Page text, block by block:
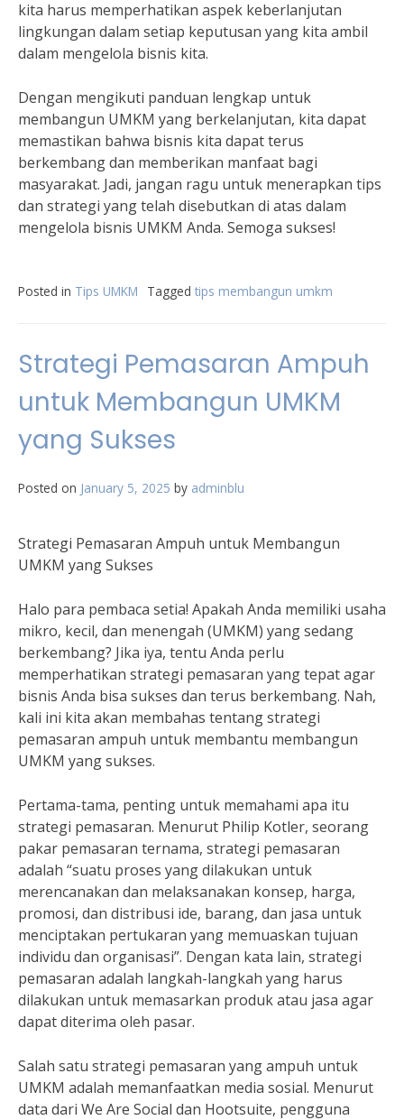
kita harus memperhatikan aspek keberlanjutan
lingkungan dalam setiap keputusan yang kita ambil
dalam mengelola bisnis kita.
Dengan mengikuti panduan lengkap untuk
membangun UMKM yang berkelanjutan, kita dapat
memastikan bahwa bisnis kita dapat terus
berkembang dan memberikan manfaat bagi
masyarakat. Jadi, jangan ragu untuk menerapkan tips
dan strategi yang telah disebutkan di atas dalam
mengelola bisnis UMKM Anda. Semoga sukses!
Posted in Tips UMKM Tagged tips membangun umkm
Strategi Pemasaran Ampuh
untuk Membangun UMKM
yang Sukses
Posted on January 5, 2025 by adminblu
Strategi Pemasaran Ampuh untuk Membangun
UMKM yang Sukses
Halo para pembaca setia! Apakah Anda memiliki usaha
mikro, kecil, dan menengah (UMKM) yang sedang
berkembang? Jika iya, tentu Anda perlu
memperhatikan strategi pemasaran yang tepat agar
bisnis Anda bisa sukses dan terus berkembang. Nah,
kali ini kita akan membahas tentang strategi
pemasaran ampuh untuk membantu membangun
UMKM yang sukses.
Pertama-tama, penting untuk memahami apa itu
strategi pemasaran. Menurut Philip Kotler, seorang
pakar pemasaran ternama, strategi pemasaran
adalah “suatu proses yang dilakukan untuk
merencanakan dan melaksanakan konsep, harga,
promosi, dan distribusi ide, barang, dan jasa untuk
menciptakan pertukaran yang memuaskan tujuan
individu dan organisasi”. Dengan kata lain, strategi
pemasaran adalah langkah-langkah yang harus
dilakukan untuk memasarkan produk atau jasa agar
dapat diterima oleh pasar.
Salah satu strategi pemasaran yang ampuh untuk
UMKM adalah memanfaatkan media sosial. Menurut
data dari We Are Social dan Hootsuite, pengguna